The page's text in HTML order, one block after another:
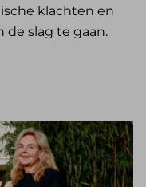
klachten en
de slag te gaan.